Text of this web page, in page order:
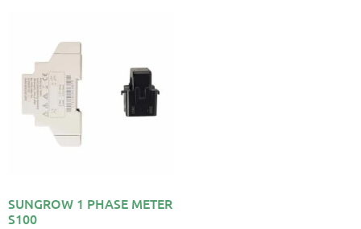
SUNGROW 1 PHASE METER
S100